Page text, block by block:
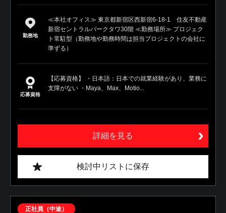
勤務地
≪本社オフィス≫ 東京都新宿区西新宿6-18-1 住友不動産
新宿セントラルパークタワ30階 ≪勤務場所≫ プロジェク
ト常駐型（勤務地や勤務時間は担当プロジェクトの会社に
準ずる）
応募資格
【応募資格】 ・日本語：日本での就業経験があり、業務に
支障がない ・Maya、Max、Motio...
詳細を見る
検討中リストに保存
正社員（中途）